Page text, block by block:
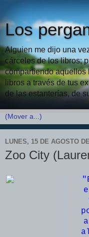
Los
Alguien me dijo una
cárceles de los libros;
compartiendo aquellos
libros a través de tus
de las estanterías, de
LUNES, 15 DE AGOSTO
Zoo City